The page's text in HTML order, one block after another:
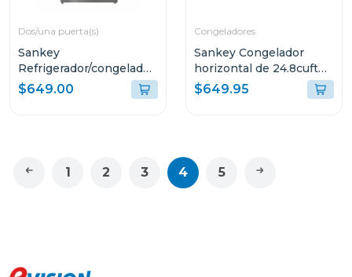
Dos/una puerta(s)
Sankey
Refrigerador/congelador
de 21.2cuft color acero
rfc22inv80
$649.00
Congeladores
Sankey Congelador
horizontal de 24.8cuft
(aprox) 2871
$649.95
1 2 3 4 5